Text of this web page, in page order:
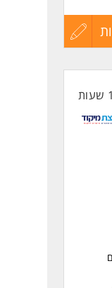
עדכון